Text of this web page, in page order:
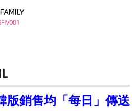
銷售均「每日」傳送